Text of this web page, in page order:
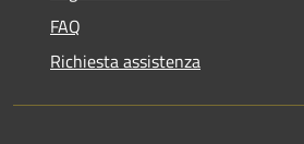
FAQ
Richiesta assistenza